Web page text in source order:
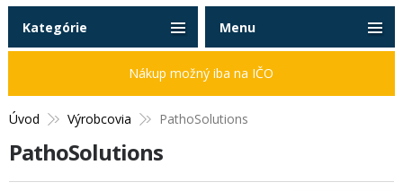
Úvod Výrobcovia PathoSolutions
PathoSolutions
Kategórie
Nákup možný iba na IČO
Menu